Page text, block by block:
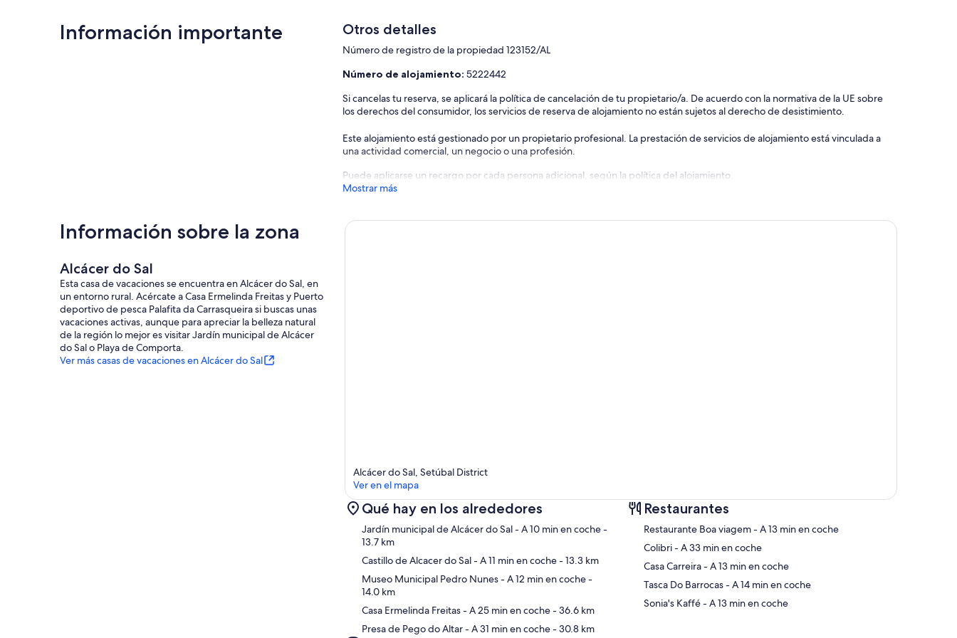
Información importante Otros detalles
Número de registro de la propiedad 123152/AL
Número de alojamiento:5222442
Si cancelas tu reserva, se aplicará la política de cancelación de tu propietario/a. De acuerdo con la normativa de la UE sobre
los derechos del consumidor, los servicios de reserva de alojamiento no están sujetos al derecho de desistimiento.
Este alojamiento está gestionado por un propietario profesional. La prestación de servicios de alojamiento está vinculada a
una actividad comercial, un negocio o una profesión.
Puede aplicarse un recargo por cada persona adicional, según la política del alojamiento.
Mostrar más
Información sobre la zona
Alcácer do Sal
Esta casa de vacaciones se encuentra en Alcácer do Sal, en
un entorno rural. Acércate a Casa Ermelinda Freitas y Puerto
deportivo de pesca Palafita da Carrasqueira si buscas unas
vacaciones activas, aunque para apreciar la belleza natural
de la región lo mejor es visitar Jardín municipal de Alcácer
do Sal o Playa de Comporta.
Ver más casas de vacaciones en Alcácer do Sal
Mapa
Alcácer do Sal, Setúbal District
Ver en el mapa
Qué hay en los alrededores
Jardín municipal de Alcácer do Sal- A 10 min en coche-
13.7 km
Castillo de Alcacer do Sal- A 11 min en coche- 13.3 km
Museo Municipal Pedro Nunes- A 12 min en coche-
14.0 km
Casa Ermelinda Freitas- A 25 min en coche- 36.6 km
Presa de Pego do Altar- A 31 min en coche- 30.8 km
Restaurantes
‪Restaurante Boa viagem - ‬A 13 min en coche
‪Colibri - ‬A 33 min en coche
‪Casa Carreira - ‬A 13 min en coche
‪Tasca Do Barrocas - ‬A 14 min en coche
‪Sonia's Kaffé - ‬A 13 min en coche